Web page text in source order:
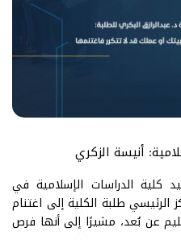
أنيسة الزكري
كلية الدراسات الإسلامية في
الرئيسي طلبة الكلية إلى اغتنام
عن بُعد، مشيرًا إلى أنها فرص